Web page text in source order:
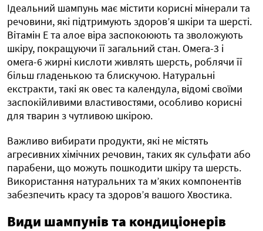
Ідеальний шампунь має містити корисні мінерали та
речовини, які підтримують здоров’я шкіри та шерсті.
Вітамін Е та алое віра заспокоюють та зволожують
шкіру, покращуючи її загальний стан. Омега-3 і
омега-6 жирні кислоти живлять шерсть, роблячи її
більш гладенькою та блискучою. Натуральні
екстракти, такі як овес та календула, відомі своїми
заспокійливими властивостями, особливо корисні
для тварин з чутливою шкірою.
Важливо вибирати продукти, які не містять
агресивних хімічних речовин, таких як сульфати або
парабени, що можуть пошкодити шкіру та шерсть.
Використання натуральних та м’яких компонентів
забезпечить красу та здоров’я вашого Хвостика.
Види шампунів та кондиціонерів